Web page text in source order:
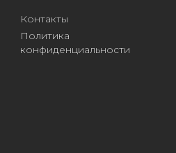
Контакты
Политика
конфиденциальности